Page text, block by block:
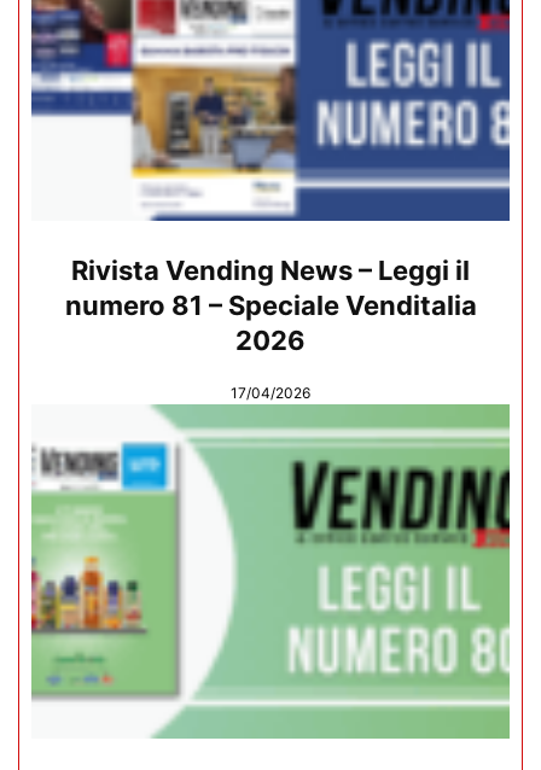
Rivista Vending News – Leggi il
numero 81 – Speciale Venditalia
2026
17/04/2026